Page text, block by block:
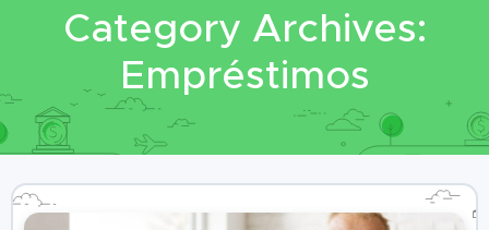
Category Archives:
Empréstimos